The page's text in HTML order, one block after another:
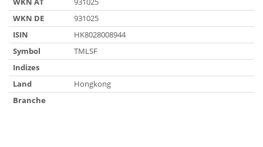
WKN DE
931025
ISIN
HK8028008944
Symbol
TMLSF
Indizes
Land
Hongkong
Branche